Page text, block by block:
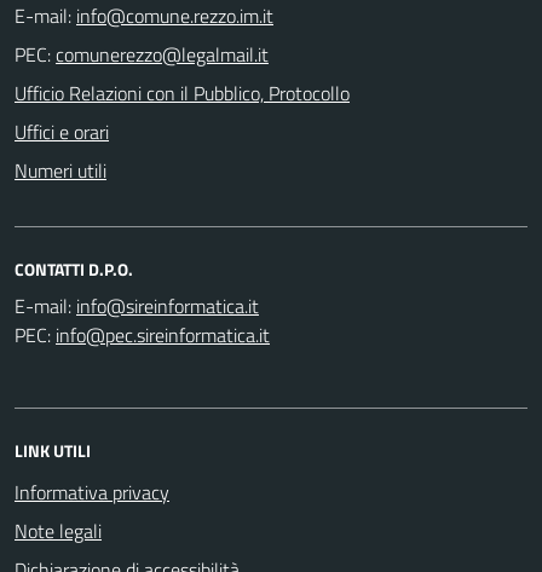
E-mail:
PEC:
Ufficio Relazioni con il Pubblico, Protocollo
Uffici e orari
Numeri utili
CONTATTI D.P.O.
E-mail:
PEC:
LINK UTILI
Informativa privacy
Note legali